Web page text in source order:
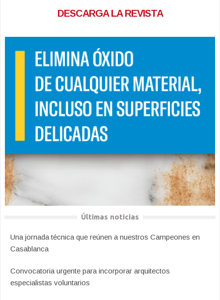
DESCARGA LA REVISTA
Últimas noticias
Una jornada técnica que reúnen a nuestros Campeones en
Casablanca
Convocatoria urgente para incorporar arquitectos
especialistas voluntarios